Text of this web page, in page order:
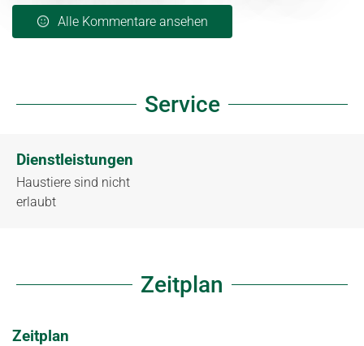
Alle Kommentare ansehen
Service
Dienstleistungen
Haustiere sind nicht
erlaubt
Zeitplan
Zeitplan